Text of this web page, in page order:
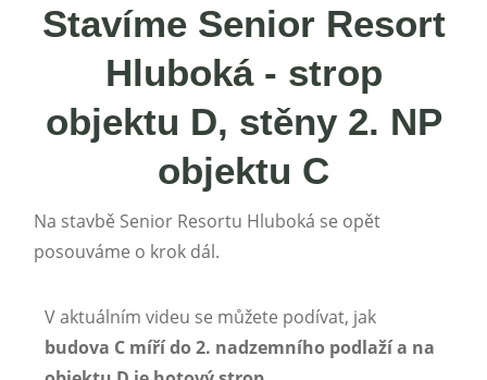
Stavíme Senior Resort
Hluboká - strop
objektu D, stěny 2. NP
objektu C
Na stavbě Senior Resortu Hluboká se opět
posouváme o krok dál.
V aktuálním videu se můžete podívat, jak
budova C míří do 2. nadzemního podlaží a na